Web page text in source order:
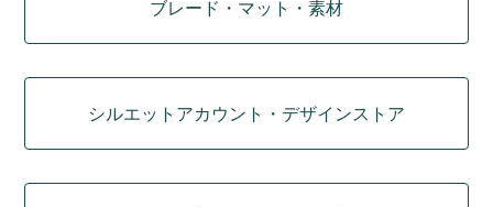
ブレード・マット・素材
シルエットアカウント・デザインストア